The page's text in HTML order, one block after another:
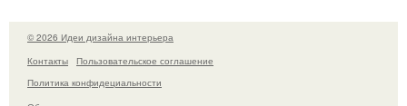
© 2026 Идеи дизайна интерьера
Контакты
Пользовательское соглашение
Политика конфидециальности